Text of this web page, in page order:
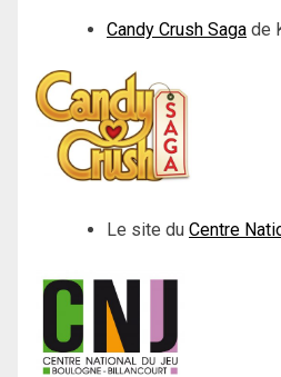
Candy Crush Saga de
Le site du Centre